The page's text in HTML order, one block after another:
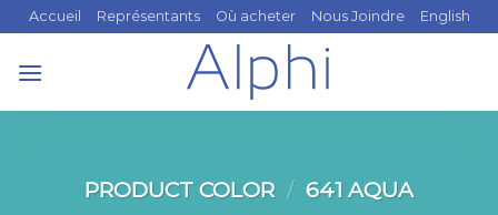
Skip
to
content
Accueil Représentants Où acheter Nous Joindre English
PRODUCT COLOR / 641 AQUA